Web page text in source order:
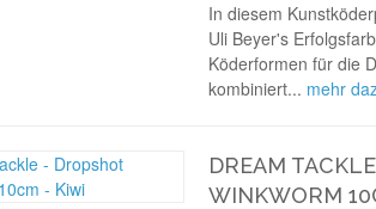
In diesem
Uli Beyer's
Köderformen für die
kombiniert... mehr
DREAM
WINKWORM